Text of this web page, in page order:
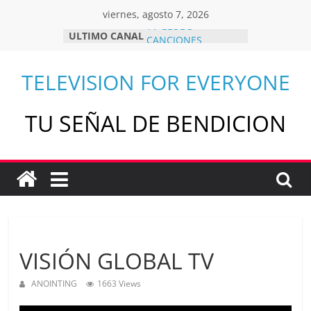
viernes, agosto 7, 2026
ULTIMO CANAL
TV GLOBO
CANCIONES
CAMPUS TELEVISION
TELEVISION FOR EVERYONE
TU SEÑAL DE BENDICION
VISIÓN GLOBAL TV
ANOINTING 1663 Views